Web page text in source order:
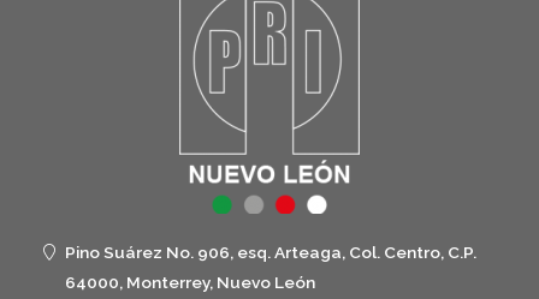
Pino Suárez No. 906, esq. Arteaga, Col. Centro, C.P.
64000, Monterrey, Nuevo León